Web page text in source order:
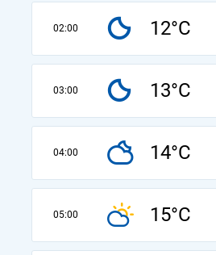
02:00 12°C
03:00 13°C
04:00 14°C
05:00 15°C